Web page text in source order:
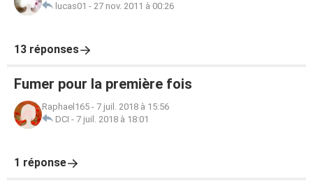
lucas01 - 27 nov. 2011 à 00:26
13 réponses
Fumer pour la première fois
Raphael165 - 7 juil. 2018 à 15:56
DCI - 7 juil. 2018 à 18:01
1 réponse